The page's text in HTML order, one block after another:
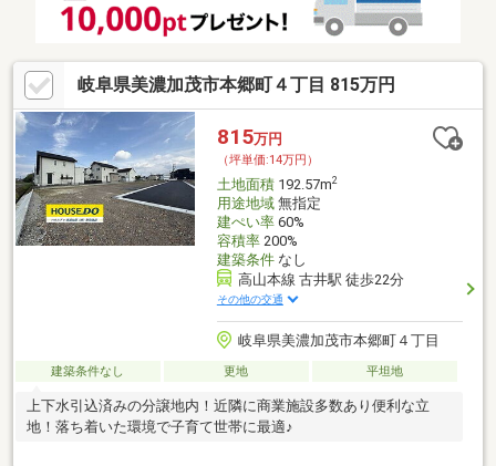
岐阜県美濃加茂市本郷町４丁目 815万円
815万円
（坪単価:14万円）
土地面積192.57m2
用途地域無指定
建ぺい率60%
容積率200%
建築条件なし
高山本線 古井駅 徒歩22分
その他の交通
岐阜県美濃加茂市本郷町４丁目
建築条件なし 更地 平坦地
上下水引込済みの分譲地内！近隣に商業施設多数あり便利な立
地！落ち着いた環境で子育て世帯に最適♪